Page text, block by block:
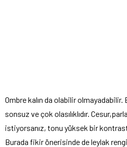
Ombre kalın da olabilir
sonsuz ve çok olasılıklıdır.
istiyorsanız, tonu yüksek bir
Burada fikir önerisinde de leylak